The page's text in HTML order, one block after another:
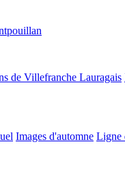
de Villefranche Lauragais
Images d'automne Ligne